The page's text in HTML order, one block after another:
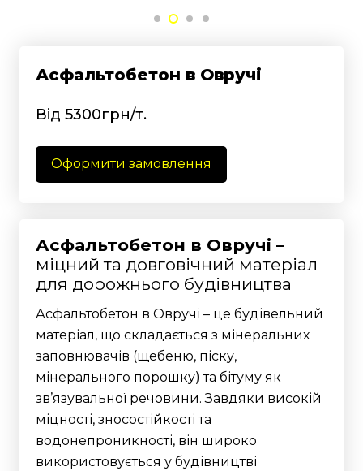
Асфальтобетон в Овручі
Від 5300грн/т.
Оформити замовлення
Асфальтобетон в Овручі –
міцний та довговічний матеріал
для дорожнього будівництва
Асфальтобетон в Овручі – це будівельний
матеріал, що складається з мінеральних
заповнювачів (щебеню, піску,
мінерального порошку) та бітуму як
зв’язувальної речовини. Завдяки високій
міцності, зносостійкості та
водонепроникності, він широко
використовується у будівництві